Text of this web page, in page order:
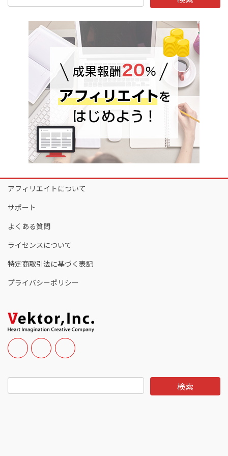
アフィリエイトについて
サポート
よくある質問
ライセンスについて
特定商取引法に基づく表記
プライバシーポリシー